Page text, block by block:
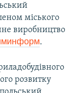
міського
виробництво
.
розвитку